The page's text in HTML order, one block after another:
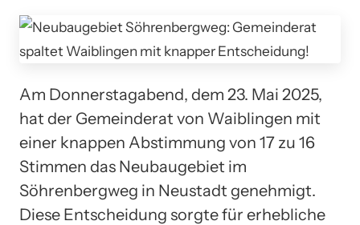
Am Donnerstagabend, dem 23. Mai 2025,
hat der Gemeinderat von Waiblingen mit
einer knappen Abstimmung von 17 zu 16
Stimmen das Neubaugebiet im
Söhrenbergweg in Neustadt genehmigt.
Diese Entscheidung sorgte für erhebliche